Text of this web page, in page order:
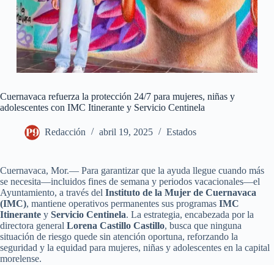
Cuernavaca refuerza la protección 24/7 para mujeres, niñas y
adolescentes con IMC Itinerante y Servicio Centinela
Redacción abril 19, 2025 Estados
Cuernavaca, Mor.— Para garantizar que la ayuda llegue cuando más
se necesita—incluidos fines de semana y periodos vacacionales—el
Ayuntamiento, a través del Instituto de la Mujer de Cuernavaca
(IMC), mantiene operativos permanentes sus programas IMC
Itinerante y Servicio Centinela. La estrategia, encabezada por la
directora general Lorena Castillo Castillo, busca que ninguna
situación de riesgo quede sin atención oportuna, reforzando la
seguridad y la equidad para mujeres, niñas y adolescentes en la capital
morelense.